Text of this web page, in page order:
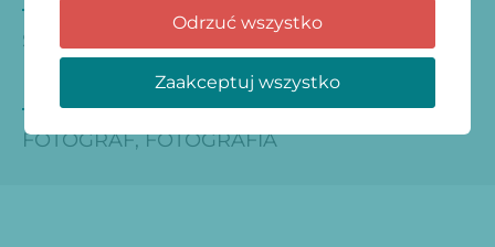
STRONA INTERNETOWA
REALIZACJA DLA BRANŻY:
FOTOGRAF,FOTOGRAFIA
Odrzuć wszystko
Zaakceptuj wszystko